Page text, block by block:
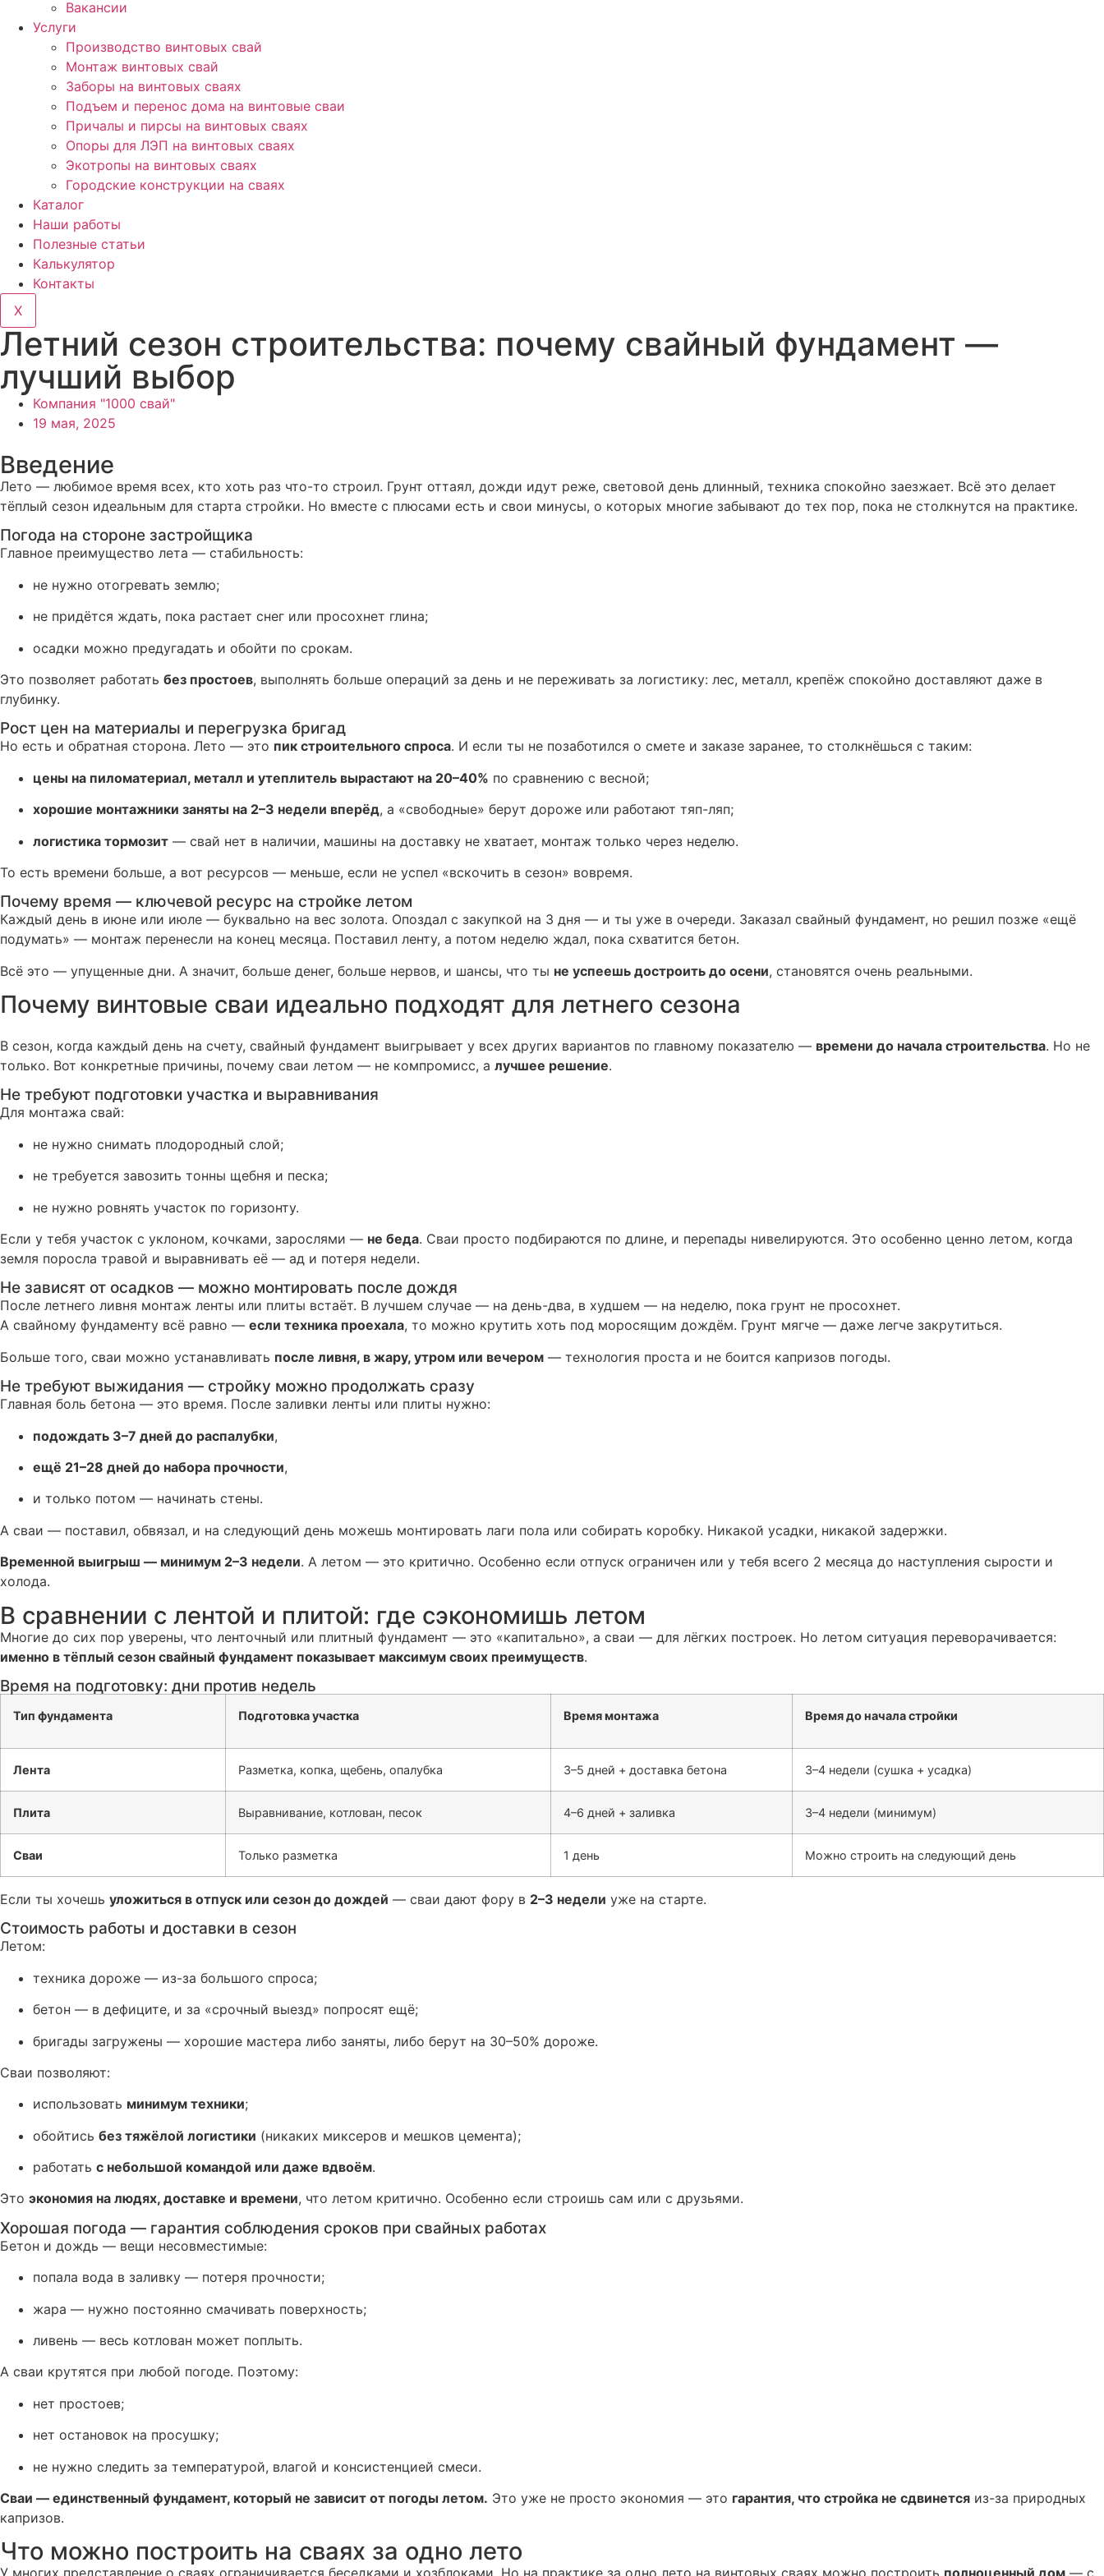
Вакансии
Услуги
Производство винтовых свай
Монтаж винтовых свай
Заборы на винтовых сваях
Подъем и перенос дома на винтовые сваи
Причалы и пирсы на винтовых сваях
Опоры для ЛЭП на винтовых сваях
Экотропы на винтовых сваях
Городские конструкции на сваях
Каталог
Наши работы
Полезные статьи
Калькулятор
Контакты
X
Летний сезон строительства: почему свайный фундамент —
лучший выбор
Компания "1000 свай"
19 мая, 2025
Введение
Лето — любимое время всех, кто хоть раз что-то строил. Грунт оттаял, дожди идут реже, световой день длинный, техника спокойно заезжает. Всё это делает
тёплый сезон идеальным для старта стройки. Но вместе с плюсами есть и свои минусы, о которых многие забывают до тех пор, пока не столкнутся на практике.
Погода на стороне застройщика
Главное преимущество лета — стабильность:
не нужно отогревать землю;
не придётся ждать, пока растает снег или просохнет глина;
осадки можно предугадать и обойти по срокам.
Это позволяет работать без простоев, выполнять больше операций за день и не переживать за логистику: лес, металл, крепёж спокойно доставляют даже в
глубинку.
Рост цен на материалы и перегрузка бригад
Но есть и обратная сторона. Лето — это пик строительного спроса. И если ты не позаботился о смете и заказе заранее, то столкнёшься с таким:
цены на пиломатериал, металл и утеплитель вырастают на 20–40% по сравнению с весной;
хорошие монтажники заняты на 2–3 недели вперёд, а «свободные» берут дороже или работают тяп-ляп;
логистика тормозит — свай нет в наличии, машины на доставку не хватает, монтаж только через неделю.
То есть времени больше, а вот ресурсов — меньше, если не успел «вскочить в сезон» вовремя.
Почему время — ключевой ресурс на стройке летом
Каждый день в июне или июле — буквально на вес золота. Опоздал с закупкой на 3 дня — и ты уже в очереди. Заказал свайный фундамент, но решил позже «ещё
подумать» — монтаж перенесли на конец месяца. Поставил ленту, а потом неделю ждал, пока схватится бетон.
Всё это — упущенные дни. А значит, больше денег, больше нервов, и шансы, что ты не успеешь достроить до осени, становятся очень реальными.
Почему винтовые сваи идеально подходят для летнего сезона
В сезон, когда каждый день на счету, свайный фундамент выигрывает у всех других вариантов по главному показателю — времени до начала строительства. Но не
только. Вот конкретные причины, почему сваи летом — не компромисс, а лучшее решение.
Не требуют подготовки участка и выравнивания
Для монтажа свай:
не нужно снимать плодородный слой;
не требуется завозить тонны щебня и песка;
не нужно ровнять участок по горизонту.
Если у тебя участок с уклоном, кочками, зарослями — не беда. Сваи просто подбираются по длине, и перепады нивелируются. Это особенно ценно летом, когда
земля поросла травой и выравнивать её — ад и потеря недели.
Не зависят от осадков — можно монтировать после дождя
После летнего ливня монтаж ленты или плиты встаёт. В лучшем случае — на день-два, в худшем — на неделю, пока грунт не просохнет.
А свайному фундаменту всё равно — если техника проехала, то можно крутить хоть под моросящим дождём. Грунт мягче — даже легче закрутиться.
Больше того, сваи можно устанавливать после ливня, в жару, утром или вечером — технология проста и не боится капризов погоды.
Не требуют выжидания — стройку можно продолжать сразу
Главная боль бетона — это время. После заливки ленты или плиты нужно:
подождать 3–7 дней до распалубки,
ещё 21–28 дней до набора прочности,
и только потом — начинать стены.
А сваи — поставил, обвязал, и на следующий день можешь монтировать лаги пола или собирать коробку. Никакой усадки, никакой задержки.
Временной выигрыш — минимум 2–3 недели. А летом — это критично. Особенно если отпуск ограничен или у тебя всего 2 месяца до наступления сырости и
холода.
В сравнении с лентой и плитой: где сэкономишь летом
Многие до сих пор уверены, что ленточный или плитный фундамент — это «капитально», а сваи — для лёгких построек. Но летом ситуация переворачивается:
именно в тёплый сезон свайный фундамент показывает максимум своих преимуществ.
Время на подготовку: дни против недель
Тип фундамента Подготовка участка Время монтажа Время до начала стройки
Лента Разметка, копка, щебень, опалубка 3–5 дней + доставка бетона 3–4 недели (сушка + усадка)
Плита Выравнивание, котлован, песок 4–6 дней + заливка 3–4 недели (минимум)
Сваи Только разметка 1 день Можно строить на следующий день
Если ты хочешь уложиться в отпуск или сезон до дождей — сваи дают фору в 2–3 недели уже на старте.
Стоимость работы и доставки в сезон
Летом:
техника дороже — из-за большого спроса;
бетон — в дефиците, и за «срочный выезд» попросят ещё;
бригады загружены — хорошие мастера либо заняты, либо берут на 30–50% дороже.
Сваи позволяют:
использовать минимум техники;
обойтись без тяжёлой логистики (никаких миксеров и мешков цемента);
работать с небольшой командой или даже вдвоём.
Это экономия на людях, доставке и времени, что летом критично. Особенно если строишь сам или с друзьями.
Хорошая погода — гарантия соблюдения сроков при свайных работах
Бетон и дождь — вещи несовместимые:
попала вода в заливку — потеря прочности;
жара — нужно постоянно смачивать поверхность;
ливень — весь котлован может поплыть.
А сваи крутятся при любой погоде. Поэтому:
нет простоев;
нет остановок на просушку;
не нужно следить за температурой, влагой и консистенцией смеси.
Сваи — единственный фундамент, который не зависит от погоды летом. Это уже не просто экономия — это гарантия, что стройка не сдвинется из-за природных
капризов.
Что можно построить на сваях за одно лето